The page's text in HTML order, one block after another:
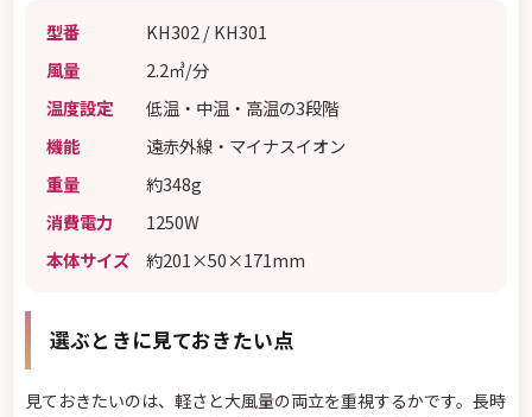
型番
KH302 / KH301
風量
2.2㎥/分
温度設定
低温・中温・高温の3段階
機能
遠赤外線・マイナスイオン
重量
約348g
消費電力
1250W
本体サイズ
約201×50×171mm
選ぶときに見ておきたい点
見ておきたいのは、軽さと大風量の両立を重視するかです。長時